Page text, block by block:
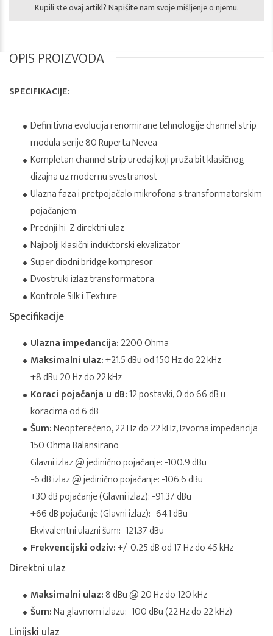
Kupili ste ovaj artikl? Napišite nam svoje mišljenje o njemu.
OPIS PROIZVODA
SPECIFIKACIJE:
Definitivna evolucija renomirane tehnologije channel strip
modula serije 80 Ruperta Nevea
Kompletan channel strip uređaj koji pruža bit klasičnog
dizajna uz modernu svestranost
Ulazna faza i pretpojačalo mikrofona s transformatorskim
pojačanjem
Prednji hi-Z direktni ulaz
Najbolji klasični induktorski ekvalizator
Super diodni bridge kompresor
Dvostruki izlaz transformatora
Kontrole Silk i Texture
Specifikacije
Ulazna impedancija:2200 Ohma
Maksimalni ulaz:+21.5 dBu od 150 Hz do 22 kHz
+8 dBu 20 Hz do 22 kHz
Koraci pojačanja u dB:12 postavki, 0 do 66 dB u
koracima od 6 dB
Šum:Neopterećeno, 22 Hz do 22 kHz, Izvorna impedancija
150 Ohma Balansirano
Glavni izlaz @ jedinično pojačanje: -100.9 dBu
-6 dB izlaz @ jedinično pojačanje: -106.6 dBu
+30 dB pojačanje (Glavni izlaz): -91.37 dBu
+66 dB pojačanje (Glavni izlaz): -64.1 dBu
Ekvivalentni ulazni šum: -121.37 dBu
Frekvencijski odziv:+/-0.25 dB od 17 Hz do 45 kHz
Direktni ulaz
Maksimalni ulaz:8 dBu @ 20 Hz do 120 kHz
Šum:Na glavnom izlazu: -100 dBu (22 Hz do 22 kHz)
Linijski ulaz